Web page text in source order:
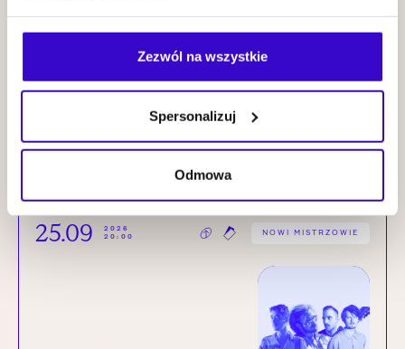
Zezwól na wszystkie
Spersonalizuj
Odmowa
Wiesław
Prządka Three
Cities Project
KUP BILET
25.09
2026
20:00
NOWI MISTRZOWIE